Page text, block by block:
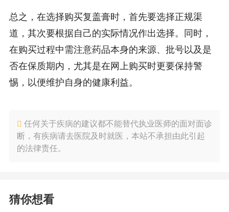
总之，在选择购买复盖膏时，首先要选择正规渠
道，其次要根据自己的实际情况作出选择。同时，
在购买过程中需注意药品本身的来源、批号以及是
否在保质期内，尤其是在网上购买时更要保持警
惕，以便维护自身的健康利益。
任何关于疾病的建议都不能替代执业医师的面对面诊
断，有疾病请去医院及时就医，本站不承担由此引起
的法律责任。
猜你想看